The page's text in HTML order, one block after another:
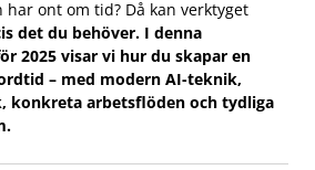
ont om tid? Då kan verktyget
det du behöver. I denna
2025 visar vi hur du skapar en
– med modern AI-teknik,
konkreta arbetsflöden och tydliga